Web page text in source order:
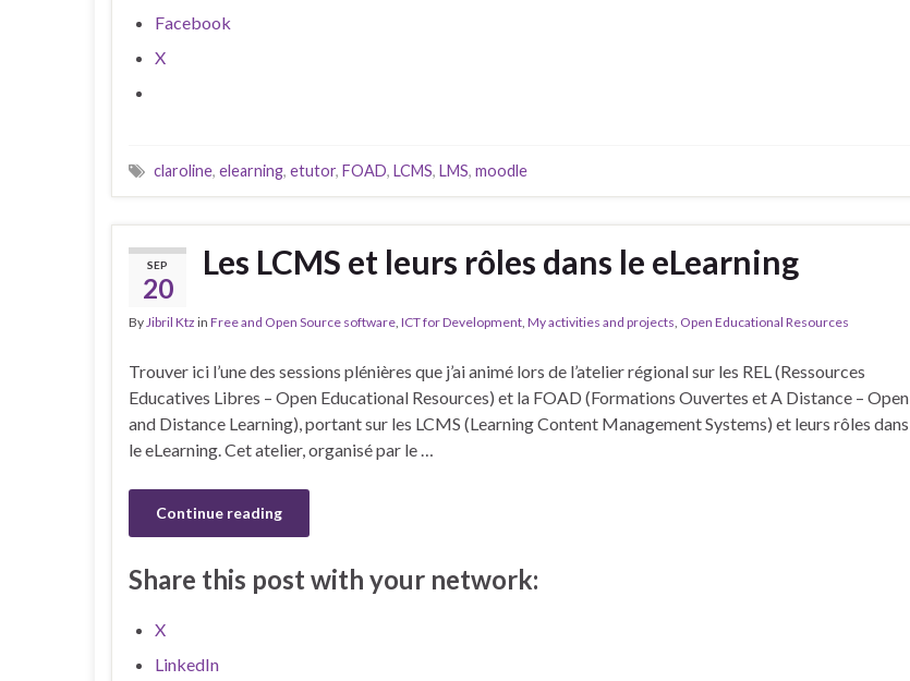
Facebook
X
claroline, elearning, etutor, FOAD, LCMS, LMS, moodle
SEP
20
Les LCMS et leurs rôles dans le eLearning
ByJibril Ktz in Free and Open Source software, ICT for Development, My activities and projects, Open Educational Resources
Trouver ici l’une des sessions plénières que j’ai animé lors de l’atelier régional sur les REL (Ressources
Educatives Libres – Open Educational Resources) et la FOAD (Formations Ouvertes et A Distance – Open
and Distance Learning), portant sur les LCMS (Learning Content Management Systems) et leurs rôles dans
le eLearning. Cet atelier, organisé par le …
Continue reading
Share this post with your network:
X
LinkedIn